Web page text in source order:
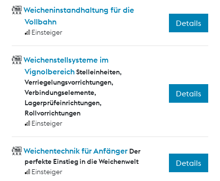
Weicheninstandhaltung für die
Vollbahn
Einsteiger
Details
Weichenstellsysteme im
VignolbereichStelleinheiten,
Verriegelungsvorrichtungen,
Verbindungselemente,
Lagerprüfeinrichtungen,
Rollvorrichtungen
Einsteiger
Details
Weichentechnik für Anfänger Der
perfekte Einstieg in die Weichenwelt
Einsteiger
Details